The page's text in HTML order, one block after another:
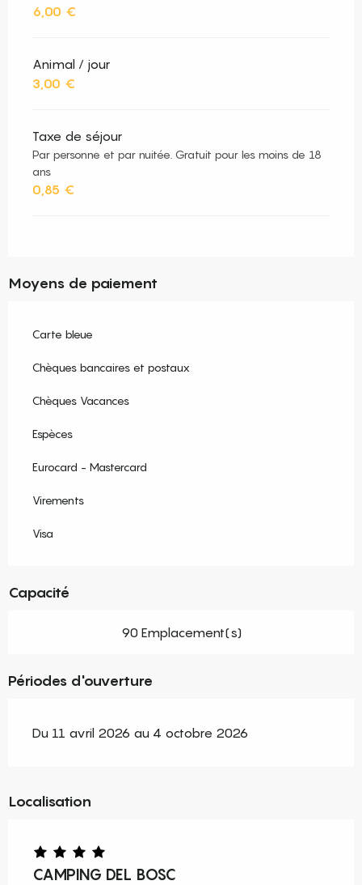
6,00 €
Animal / jour
3,00 €
Taxe de séjour
Par personne et par nuitée. Gratuit pour les moins de 18
ans
0,85 €
Moyens de paiement
Carte bleue
Chèques bancaires et postaux
Chèques Vacances
Espèces
Eurocard - Mastercard
Virements
Visa
Capacité
90 Emplacement(s)
Périodes d'ouverture
Du 11 avril 2026 au 4 octobre 2026
Localisation
CAMPING DEL BOSC